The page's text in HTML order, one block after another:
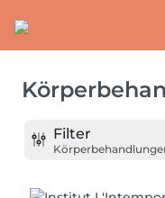
Filter